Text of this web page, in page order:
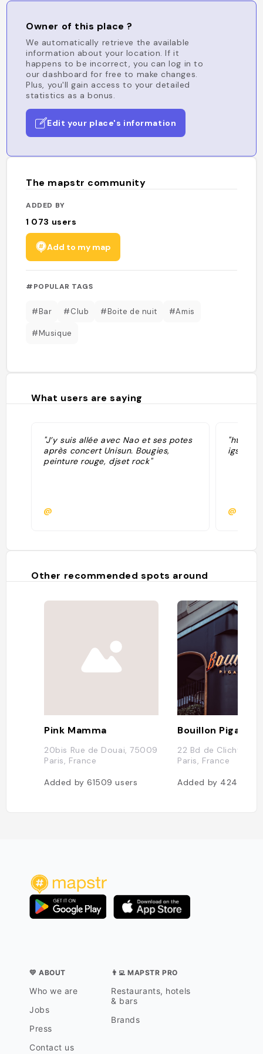
Owner of this place ?
We automatically retrieve the available
information about your location. If it
happens to be incorrect, you can log in to
our dashboard for free to make changes.
Plus, you'll gain access to your detailed
statistics as a bonus.
Edit your place's information
The mapstr community
ADDED BY
1 073 users
Add to my map
#POPULAR TAGS
#Bar #Club #Boite de nuit #Amis
#Musique
What users are saying
"J’y suis allée avec Nao et ses potes
après concert Unisun. Bougies,
peinture rouge, djset rock"
@
"https://
@
Other recommended spots around
Pink Mamma
20bis Rue de Douai, 75009
Paris, France
Added by61509users
Bouillon Pigalle
22 Bd de Clichy,
Paris, France
Added by 42469
💛 ABOUT
Who we are
Jobs
Press
Contact us
👨‍💻 MAPSTR PRO
Restaurants, hotels
& bars
Brands